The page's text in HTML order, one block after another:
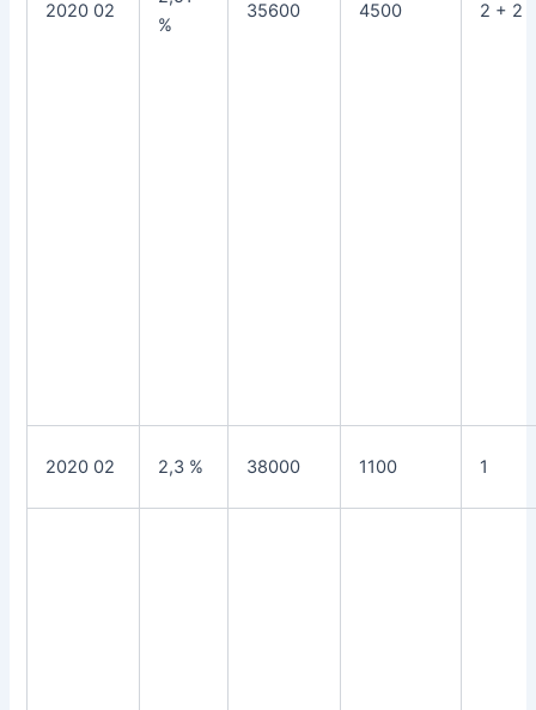
2020 02
%
35600 4500 2 + 2
2020 02 2,3 % 38000 1100 1